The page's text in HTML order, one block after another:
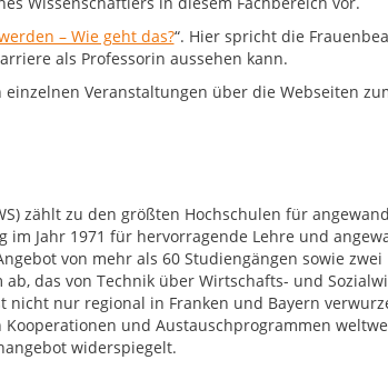
– Wie geht das?“. Hier spricht die
als Professorin aussehen kann.
Veranstaltungen über die Webseiten
zählt zu den größten Hochschulen für
Jahr 1971 für hervorragende Lehre und
von mehr als 60 Studiengängen sowie zwei
das von Technik über Wirtschafts- und
nicht nur regional in Franken und Bayern
und Austauschprogrammen
widerspiegelt.